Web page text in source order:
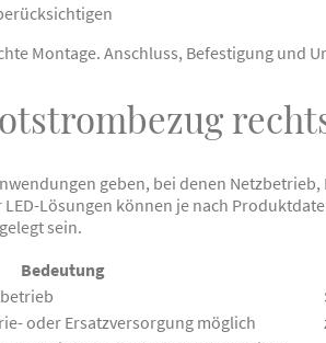
Montage. Anschluss, Befestigung und
geben, bei denen
Lösungen können je nach
sein.
Bedeutung
oder Ersatzversorgung möglich